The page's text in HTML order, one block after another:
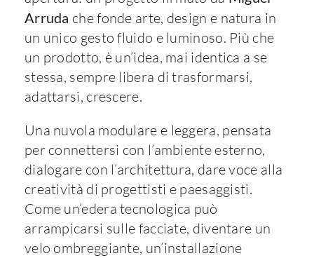
Arruda che fonde arte, design e natura in
un unico gesto fluido e luminoso. Più che
un prodotto, è un’idea, mai identica a se
stessa, sempre libera di trasformarsi,
adattarsi, crescere.
Una nuvola modulare e leggera, pensata
per connettersi con l’ambiente esterno,
dialogare con l’architettura, dare voce alla
creatività di progettisti e paesaggisti.
Come un’edera tecnologica può
arrampicarsi sulle facciate, diventare un
velo ombreggiante, un’installazione